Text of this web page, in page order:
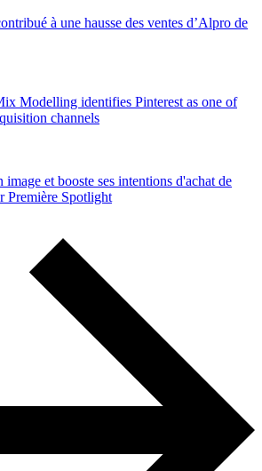
à une hausse des ventes d’Alpro de
Modelling identifies Pinterest as one of
channels
et booste ses intentions d'achat de
Première Spotlight